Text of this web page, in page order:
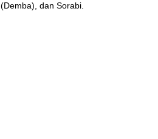
(Demba), dan Sorabi.